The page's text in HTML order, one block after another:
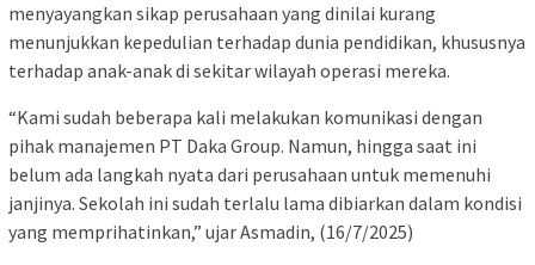
menyayangkan sikap perusahaan yang dinilai kurang
menunjukkan kepedulian terhadap dunia pendidikan, khususnya
terhadap anak-anak di sekitar wilayah operasi mereka.
“Kami sudah beberapa kali melakukan komunikasi dengan
pihak manajemen PT Daka Group. Namun, hingga saat ini
belum ada langkah nyata dari perusahaan untuk memenuhi
janjinya. Sekolah ini sudah terlalu lama dibiarkan dalam kondisi
yang memprihatinkan,” ujar Asmadin, (16/7/2025)